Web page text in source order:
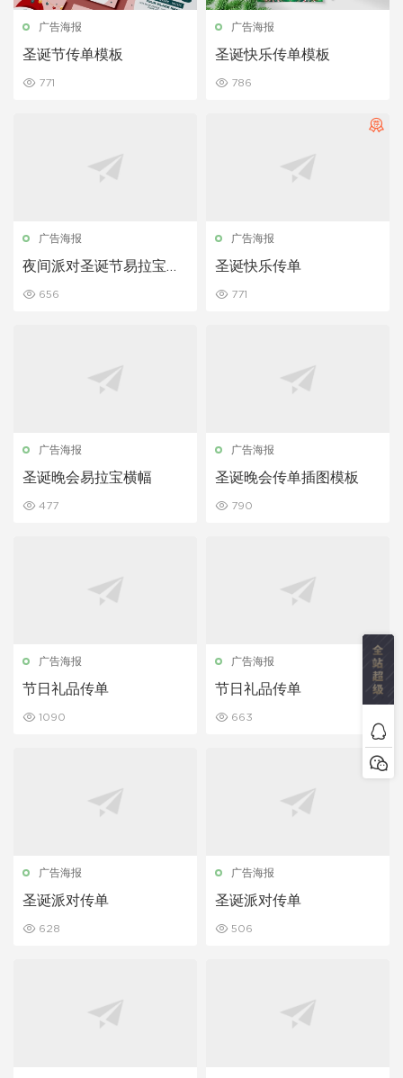
广告海报
圣诞节传单模板
771
广告海报
圣诞快乐传单模板
786
广告海报
夜间派对圣诞节易拉宝横
656
广告海报
圣诞快乐传单
771
广告海报
圣诞晚会易拉宝横幅
477
广告海报
圣诞晚会传单插图模板
790
广告海报
节日礼品传单
1090
广告海报
节日礼品传单
663
广告海报
圣诞派对传单
628
广告海报
圣诞派对传单
506